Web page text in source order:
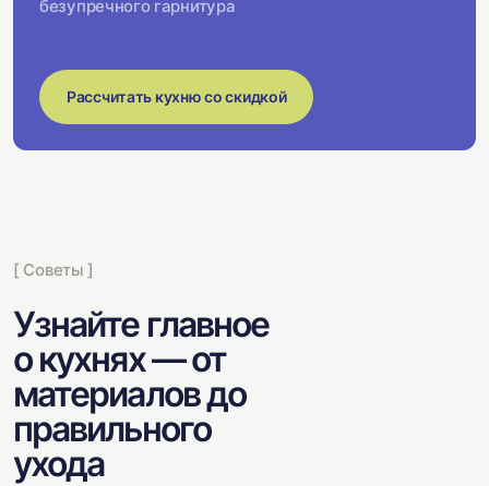
безупречного гарнитура
Рассчитать кухню со скидкой
[ Советы ]
Узнайте главное
о кухнях — от
материалов до
правильного
ухода